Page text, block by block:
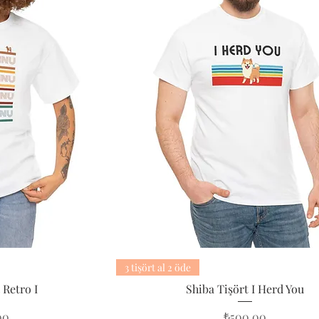
I
3 tişört al 2 öde
Shiba Tişört I Herd You
Fiyat